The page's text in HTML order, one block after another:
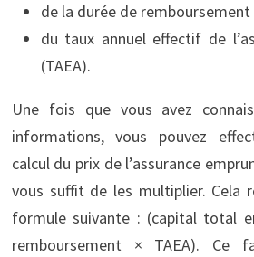
de la durée de remboursement
du taux annuel effectif de
(TAEA).
Une fois que vous avez
informations, vous pouvez
calcul du prix de l’assurance
vous suffit de les multiplier. Cela
formule suivante : (capital total
remboursement × TAEA). Ce